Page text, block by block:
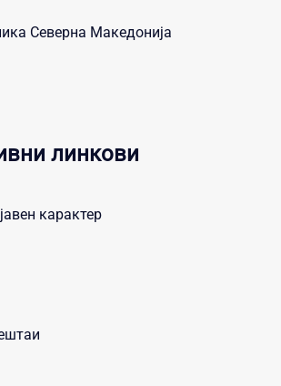
Северна Македонија
линкови
карактер